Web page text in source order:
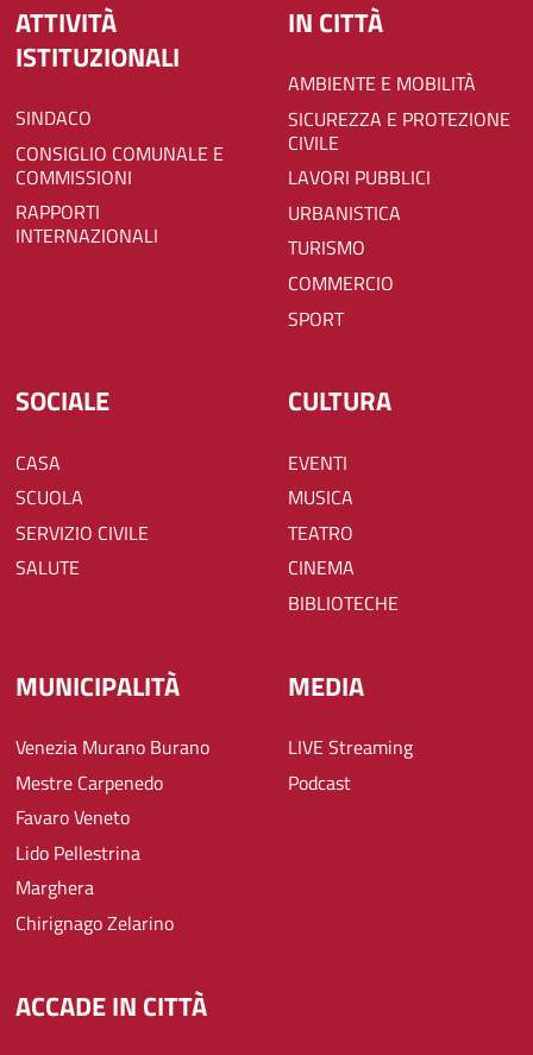
ATTIVITÀ
ISTITUZIONALI
SINDACO
CONSIGLIO COMUNALE E
COMMISSIONI
RAPPORTI
INTERNAZIONALI
IN CITTÀ
AMBIENTE E MOBILITÀ
SICUREZZA E PROTEZIONE
CIVILE
LAVORI PUBBLICI
URBANISTICA
TURISMO
COMMERCIO
SPORT
SOCIALE
CASA
SCUOLA
SERVIZIO CIVILE
SALUTE
CULTURA
EVENTI
MUSICA
TEATRO
CINEMA
BIBLIOTECHE
MUNICIPALITÀ
Venezia Murano Burano
Mestre Carpenedo
Favaro Veneto
Lido Pellestrina
Marghera
Chirignago Zelarino
MEDIA
LIVE Streaming
Podcast
ACCADE IN CITTÀ